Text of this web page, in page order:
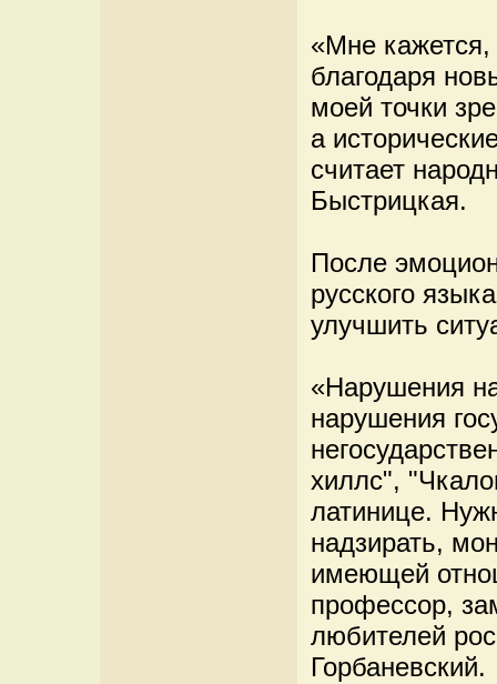
«Мне кажется,
благодаря
моей точки
а
считает
Быстрицкая.
После
русского
улучшить
«Нарушения
нарушения
хиллс",
латинице.
надзирать,
имеющей
профессор,
любителей
Горбаневский.